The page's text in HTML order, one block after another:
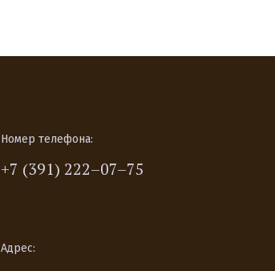
Номер телефона:
+7 (391) 222–07–75
Адрес: